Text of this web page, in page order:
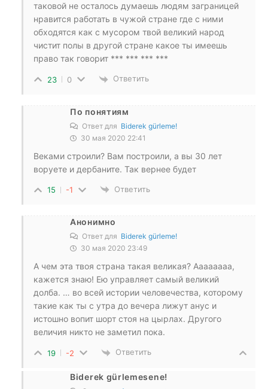
таковой не осталось думаешь людям заграницей
нравится работать в чужой стране где с ними
обходятся как с мусором твой великий народ
чистит полы в другой стране какое ты имеешь
право так говорит *** *** *** ***
23 0 Ответить
По понятиям
Ответ для Biderek gürleme!
30 мая 2020 22:41
Веками строили? Вам построили, а вы 30 лет
воруете и дербаните. Так вернее будет
15 -1 Ответить
Анонимно
Ответ для Biderek gürleme!
30 мая 2020 23:49
А чем эта твоя страна такая великая? Аааааааа,
кажется знаю! Ею управляет самый великий
долба. … во всей истории человечества, которому
такие как ты с утра до вечера лижут анус и
истошно вопит шорт стоя на цырлах. Другого
величия никто не заметил пока.
19 -2 Ответить
Biderek gürlemesene!